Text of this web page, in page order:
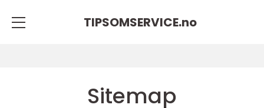
TIPSOMSERVICE.no
Sitemap